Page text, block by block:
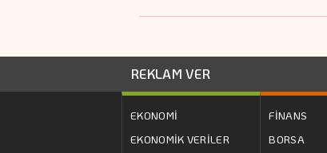
REKLAM VER
EKONOMİ
EKONOMİK VERİLER
FİNANS
BORSA